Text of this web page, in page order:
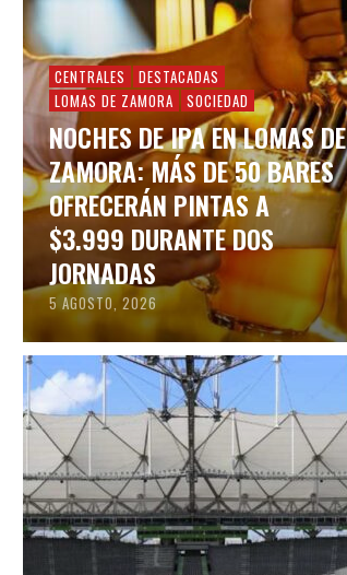
CENTRALES
DESTACADAS
LOMAS DE ZAMORA
SOCIEDAD
NOCHES DE IPA EN LOMAS DE
ZAMORA: MÁS DE 50 BARES
OFRECERÁN PINTAS A
$3.999 DURANTE DOS
JORNADAS
5 AGOSTO, 2026